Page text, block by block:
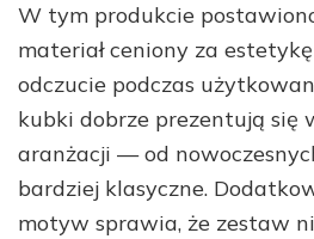
W tym produkcie
materiał ceniony za
odczucie podczas
kubki dobrze prezentują się
aranżacji — od
bardziej klasyczne.
motyw sprawia, że zestaw